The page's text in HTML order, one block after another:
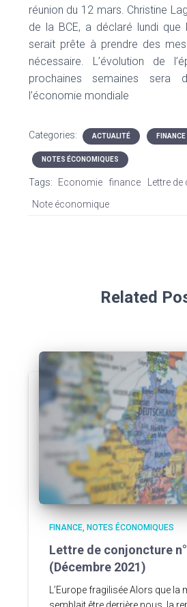
réunion du 12 mars. Christine
de la BCE, a déclaré lundi que
serait prête à prendre des
nécessaire. L’évolution de
prochaines semaines sera
l’économie mondiale
Categories: ACTUALITÉ FINANCE
NOTES ÉCONOMIQUES
Tags: Economie finance
Lettre
Note économique
Related
FINANCE NOTES ÉCONOMIQUES
Lettre de conjoncture
(Décembre 2021)
L’Europe fragilisée Alors que la